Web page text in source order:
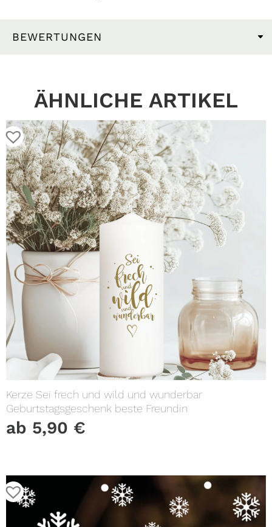
BEWERTUNGEN
ÄHNLICHE ARTIKEL
Kerze Sei frech und wild und wunderbar
Geburtstagsgeschenk beste Freundin
ab 5,90 €